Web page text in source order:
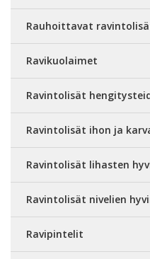
Rauhoittavat
Ravikuolaimet
Ravintolisät
Ravintolisät ihon ja
Ravintolisät lihasten
Ravintolisät nivelien
Ravipintelit